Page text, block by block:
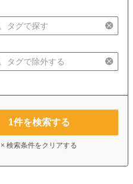
1件を検索する
× 検索条件をクリアする